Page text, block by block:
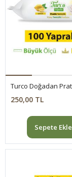
250,00 TL
Sepete Ekle